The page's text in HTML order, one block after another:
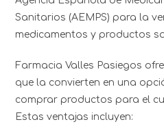
Sanitarios (AEMPS) para la
medicamentos y productos
Farmacia Valles Pasiegos
que la convierten en una
comprar productos para el
Estas ventajas incluyen: